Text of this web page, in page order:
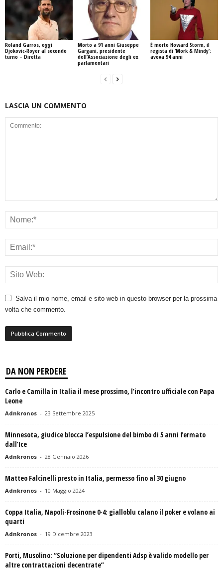
Roland Garros, oggi
Djokovic-Royer al secondo
turno – Diretta
Morto a 91 anni Giuseppe
Gargani, presidente
dell’Associazione degli ex
parlamentari
È morto Howard Storm, il
regista di ‘Mork & Mindy’:
aveva 94 anni
LASCIA UN COMMENTO
Salva il mio nome, email e sito web in questo browser per la prossima
volta che commento.
DA NON PERDERE
Carlo e Camilla in Italia il mese prossimo, l’incontro ufficiale con Papa
Leone
Adnkronos - 23 Settembre 2025
Minnesota, giudice blocca l’espulsione del bimbo di 5 anni fermato
dall’Ice
Adnkronos - 28 Gennaio 2026
Matteo Falcinelli presto in Italia, permesso fino al 30 giugno
Adnkronos - 10 Maggio 2024
Coppa Italia, Napoli-Frosinone 0-4: gialloblu calano il poker e volano ai
quarti
Adnkronos - 19 Dicembre 2023
Porti, Musolino: “Soluzione per dipendenti Adsp è valido modello per
altre contrattazioni decentrate”